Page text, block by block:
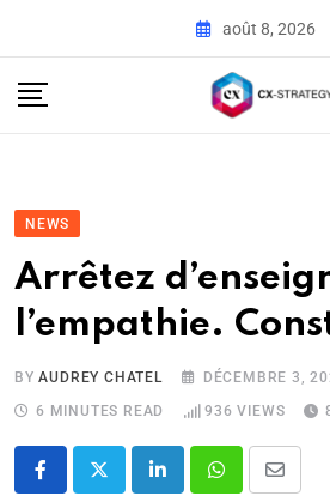
août 8, 2026
NEWS
Arrêtez
l’empathie.
BYAUDREY CHATEL DÉCEMBRE 3,
6 MINUTES READ
936 VIEWS